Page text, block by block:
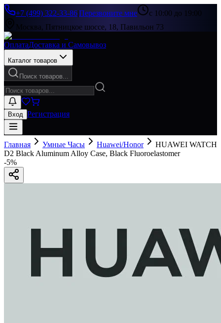
+7 (499) 322-33-86|Перезвоните мне
с 10:00 до 19:00
Москва, Пятницкое шоссе, 18, Павильон 73
ОплатаДоставка и Самовывоз
Каталог товаров
Поиск товаров...
Вход Регистрация
Главная Умные Часы Huawei/Honor
HUAWEI WATCH
D2 Black Aluminum Alloy Case, Black Fluoroelastomer
-5%